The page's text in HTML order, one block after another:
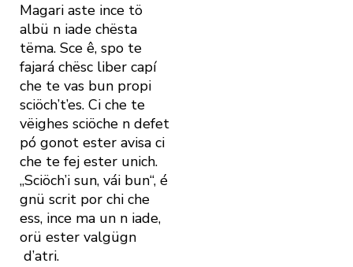
Magari aste ince tö
albü n iade chësta
tëma. Sce ê, spo te
fajará chësc liber capí
che te vas bun propi
sciöch’t’es. Ci che te
vëighes sciöche n defet
pó gonot ester avisa ci
che te fej ester unich.
„Sciöch’i sun, vái bun“, é
gnü scrit por chi che
ess, ince ma un n iade,
orü ester valgügn
d’atri.